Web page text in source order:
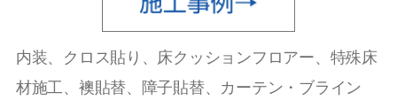
内装、クロス貼り、床クッションフロアー、特殊床
材施工、襖貼替、障子貼替、カーテン・ブライン